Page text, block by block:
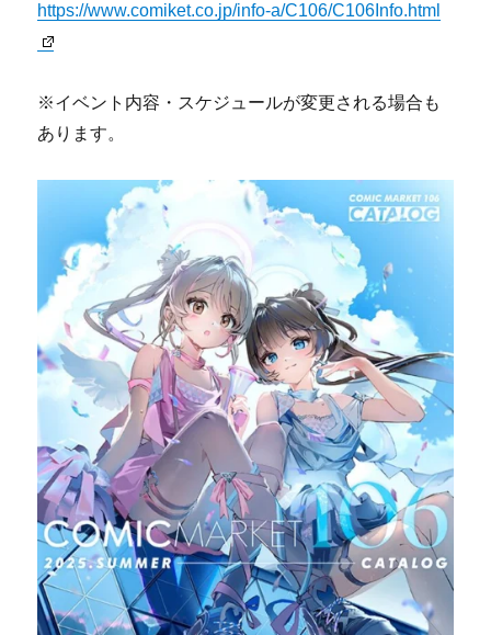
https://www.comiket.co.jp/info-a/C106/C106Info.html
※イベント内容・スケジュールが変更される場合も
あります。